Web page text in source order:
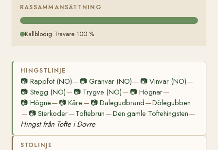
RASSAMMANSÄTTNING
Kallblodig Travare 100 %
HINGSTLINJE
📷 Rappfot (NO)— 📷Granvar (NO) — 📷 Vinvar (NO)—
📷 Stegg (NO)— 📷 Trygve (NO) — 📷 Högnar—
📷 Högne— 📷Kåre — 📷 Dalegudbrand—Dölegubben
— 📷Sterkoder—Toftebrun —Den gamle Toftehingsten—
Hingst från Tofte i Dovre
STOLINJE